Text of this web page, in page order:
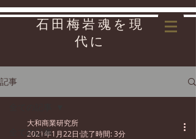
石田梅岩魂を現
代に
記事
全ての記事
大和商業研究所
2021年1月22日 読了時間: 3分